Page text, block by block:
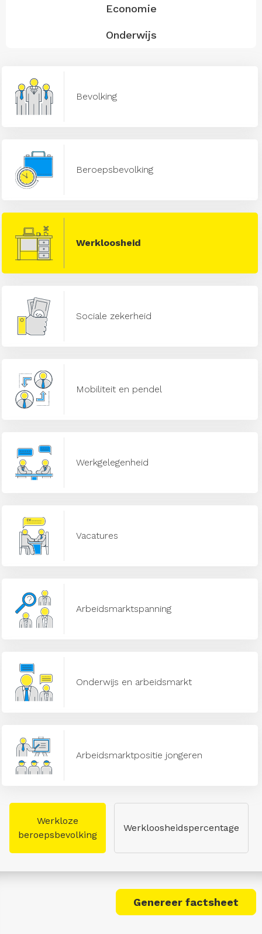
Economie
Onderwijs
Bevolking
Beroepsbevolking
Werkloosheid
Sociale zekerheid
Mobiliteit en pendel
Werkgelegenheid
Vacatures
Arbeidsmarktspanning
Onderwijs en arbeidsmarkt
Arbeidsmarktpositie jongeren
Werkloze
beroepsbevolking
Werkloosheidspercentage
Genereer factsheet